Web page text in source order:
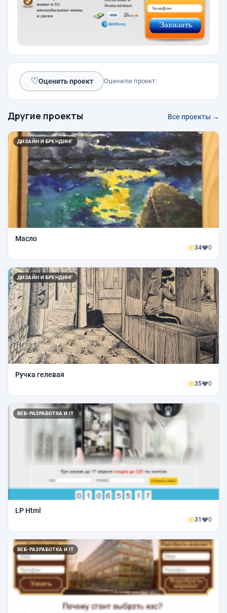
♡Оценить проект Оценили проект:
Другие проекты Все проекты →
ДИЗАЙН И БРЕНДИНГ
Масло
34 0
ДИЗАЙН И БРЕНДИНГ
Ручка гелевая
35 0
ВЕБ-РАЗРАБОТКА И IT
LP Html
31 0
ВЕБ-РАЗРАБОТКА И IT